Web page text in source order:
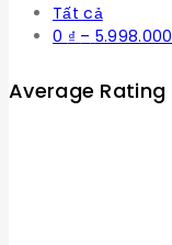
Tất cả
0 ₫ – 5.998.000
Average Rating